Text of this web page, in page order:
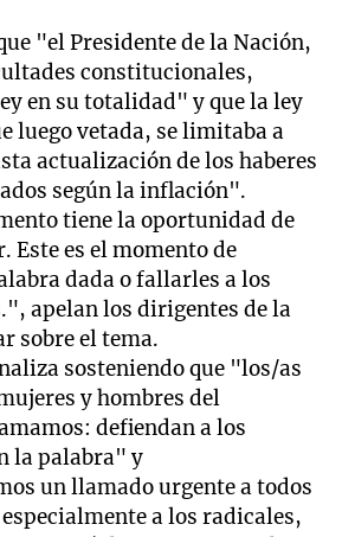
"el Presidente de la Nación,
constitucionales,
en su totalidad" y que la ley
luego vetada, se limitaba a
actualización de los haberes
según la inflación".
tiene la oportunidad de
es el momento de
dada o fallarles a los
apelan los dirigentes de la
sobre el tema.
sosteniendo que "los/as
y hombres del
defiendan a los
la palabra" y
un llamado urgente a todos
a los radicales,